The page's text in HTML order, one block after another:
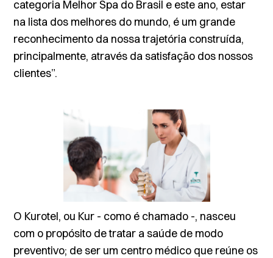
categoria Melhor Spa do Brasil e este ano, estar
na lista dos melhores do mundo, é um grande
reconhecimento da nossa trajetória construída,
principalmente, através da satisfação dos nossos
clientes”.
O Kurotel, ou Kur - como é chamado -, nasceu
com o propósito de tratar a saúde de modo
preventivo; de ser um centro médico que reúne os